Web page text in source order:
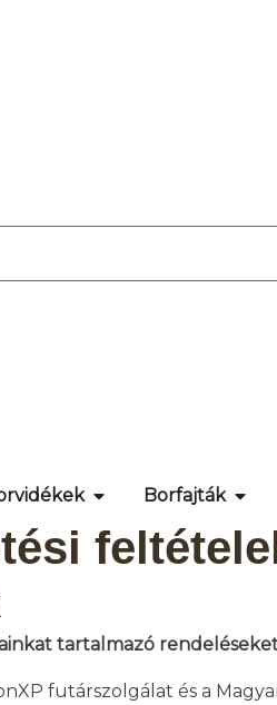
Borfajták
tartalmazó
futárszolgálat és a